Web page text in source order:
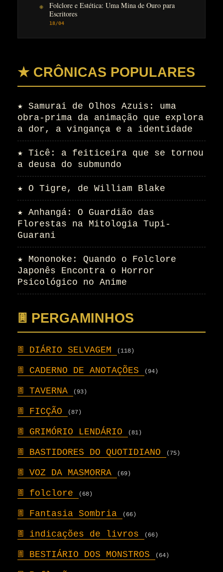
Folclore e Estética: Uma Mina de Ouro para
Escritores
18/04
★ CRÔNICAS POPULARES
★ Samurai de Olhos Azuis: uma
obra-prima da animação que explora
a dor, a vingança e a identidade
★ Ticê: a feiticeira que se tornou
a deusa do submundo
★ O Tigre, de William Blake
★ Anhangá: O Guardião das
Florestas na Mitologia Tupi-
Guarani
★ Mononoke: Quando o Folclore
Japonês Encontra o Horror
Psicológico no Anime
𖣍 PERGAMINHOS
𖣍 DIÁRIO SELVAGEM (118)
𖣍 CADERNO DE ANOTAÇÕES (94)
𖣍 TAVERNA (93)
𖣍 FICÇÃO (87)
𖣍 GRIMÓRIO LENDÁRIO (81)
𖣍 BASTIDORES DO QUOTIDIANO (75)
𖣍 VOZ DA MASMORRA (69)
𖣍 folclore (68)
𖣍 Fantasia Sombria (66)
𖣍 indicações de livros (66)
𖣍 BESTIÁRIO DOS MONSTROS (64)